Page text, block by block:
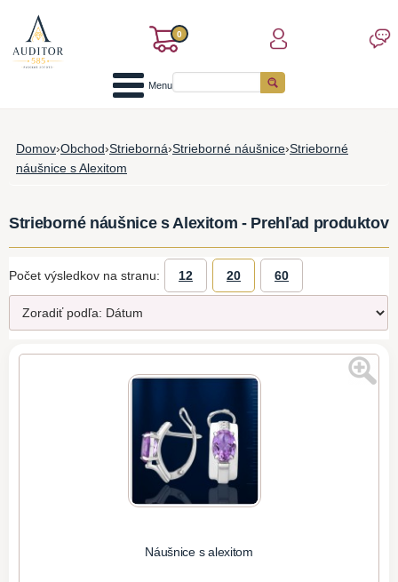
0
Menu
Domov›Obchod›Strieborná›Strieborné náušnice›Strieborné
náušnice s Alexitom
Strieborné náušnice s Alexitom - Prehľad produktov
Počet výsledkov na stranu: 12 20 60
Náušnice s alexitom